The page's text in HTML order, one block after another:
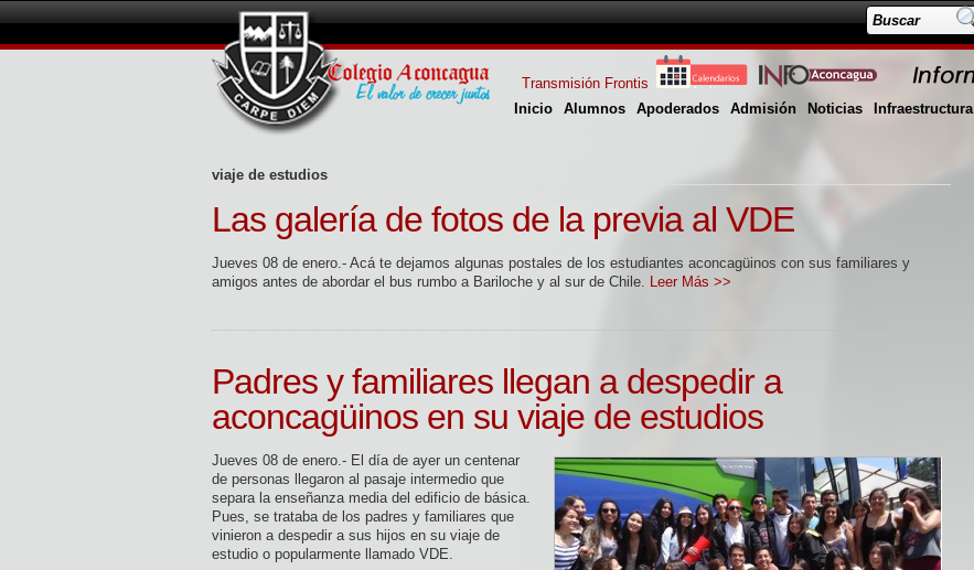
Inicio Alumnos Apoderados Admisión Noticias Infraestructura
Transmisión Frontis
viaje de estudios
Las galería de fotos de la previa al VDE
Jueves 08 de enero.- Acá te dejamos algunas postales de los estudiantes aconcagüinos con sus familiares y
amigos antes de abordar el bus rumbo a Bariloche y al sur de Chile. Leer Más >>
Padres y familiares llegan a despedir a
aconcagüinos en su viaje de estudios
Jueves 08 de enero.- El día de ayer un centenar
de personas llegaron al pasaje intermedio que
separa la enseñanza media del edificio de básica.
Pues, se trataba de los padres y familiares que
vinieron a despedir a sus hijos en su viaje de
estudio o popularmente llamado VDE.